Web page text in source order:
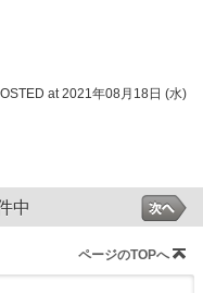
at 2021年08月18日 (水)
中
ページのTOPへ